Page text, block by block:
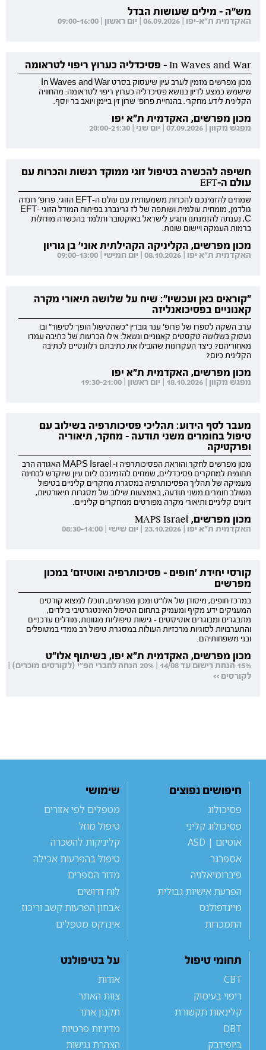
מש"ה - מילים שעושות הבדל
האקדמית ת"א-יפו | 06.09.2026 | יום ראשון | 09:00-16:00
In Waves and War - פסיכדליה כערוץ ריפוי לטראומה
מכון מפרשים מזמין לערב עיון שיעסוק בסרט In Waves and War
שישמש כמצע לדיון בנושא פסיכדליה כערוץ ריפוי לטראומה: מהחוויה
הקלינית לידע מחקרי. בהנחיית פרופ' שרון זין ביימן ויואב בר יוסף.
מכון מפרשים, האקדמית ת"א יפו
מפגש מקוון | 07.09.2026 | יום שני | 20:00-21:30
חשיפה להכשרה בטיפול זוגי ממוקד רגשות והכרות עם
עולם ה-EFT
שמחים להזמינכם להכרות משמעותית עם עולם ה-EFT הזוגי. פרופ' רונדה
גולדמן, מומחית עולמית ושותפה של לז גרינברג בפיתוח המודל הזוגי EFT-
C, נענתה להזמנתנו ותגיע לישראל באוקטובר ותלמד בהכשרה מודולות
ברמות העמקה ויישום שונות.
מכון מפרשים, הקליניקה הקהילתית אוני' בן גוריון
האקדמית ת"א יפו | 08.10.2026 | יום חמישי | 09:00-13:00
"קוראים כאן ועכשיו": שיח על שלושה תיאורי מקרה
קאנוניים בפסיכואנליזה
ערב השקה לספרו של פרופ' ענר גוברין "כשהטיפול הופך לסיפור" ובו
נעסוק בשלושה טקסטים קאנוניים ונשאל: אילו הכרעות של כתיבה עמדו
מאחוריהם? כיצד העקרונות שהובילו את כתיבתם רלוונטיים לכתיבה
הקלינית כיום?
מכון מפרשים, האקדמית ת"א יפו
מפגש מקוון | 18.10.2026 | יום ראשון | 19:30-21:00
מעבר לסף הידוע: תהליכי פסיכותרפיה בשילוב עם
טיפול בחומרים משני תודעה - מחקר, תיאוריה
ופרקטיקה
מכון מפרשים לחקר והוראת הפסיכותרפיה ו- MAPS Israel האגודה הרב
תחומית למחקרים פסיכדליים, שמחים להזמינכם ליום עיון שיוקדש לבחינה
מעמיקה של תהליך הפסיכותרפיה במסגרת מחקרים קליניים בטיפול
משולב חומרים משני תודעה, באמצעות שילוב של מסגרות תיאורטיות,
דיונים קליניים ותיאורי מקרה מפורטים ממחקרים קליניים.
מכון מפרשים, MAPS Israel
האקדמית ת"א יפו | 23.10.2026 | יום שישי | 08:30-14:00
קורסי יחידת 'חופים - פסיכותרפיה ואוטיזם' במכון
מפרשים
במרכז חופים, מיסודן של אלו"ט ומכון מפרשים, תוכלו למצוא קורסים
המעניקים ידע מקיף ומעמיק בתחום הטיפול האינטגרטיבי בילדים,
מתבגרים ומבוגרים אוטיסטים - גישות טיפוליות מגוונות, מודלים עדכניים
והתערבויות לסוגיות מרכזיות העולות במסגרת טיפול רב ממדי במטופלים
ובני משפחותיהם.
מכון מפרשים, האקדמית ת"א יפו, בשיתוף אלו"ט
15% הנחת רישום עד 14/08 | 20% הנחה לחברי הפ"י (לקורסים מוכרים) |
לקורסים >>
חיפושים נפוצים
פסיכולוג
פסיכולוג קליני
אוטיזם | ASD
אספרגר
פיברומיאלגיה
הפרעת אישיות גבולית
מיינדפולנס
התמכרות
שימושי
מטפלים לפי אזורים
טיפול מוזל
קליניקות להשכרה
טיפול בהפרעות אכילה
מדור הספרים
לוח דרושים
אבחון הפרעות קשב וריכוז
אינדקס מטפלים
תחומי טיפול
CBT
ריפוי בעיסוק
קלינאות תקשורת
DBT
ביופידבק
על בטיפולנט
אודות
צוות האתר
תקנון אתר
מדיניות פרטיות
הצהרת נגישות